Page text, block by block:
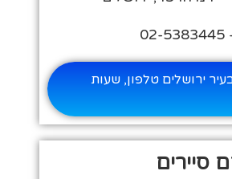
סנטר 1 בעיר ירושלים טלפון, שעות
סיירים